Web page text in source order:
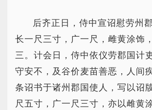
后齐正日，侍中宣诏慰劳州
长一尺三寸，广一尺，雌黄涂饰
三。计会日，侍中依仪劳郡国计
守安不，及谷价麦苗善恶，人间
条诏书于诸州郡国使人，写以诏
尺五寸，广一尺三寸，亦以雌黄